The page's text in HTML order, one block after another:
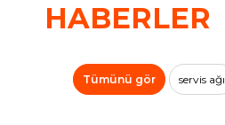
Hakkımızda
HABERLER
Tümünü gör servis ağı